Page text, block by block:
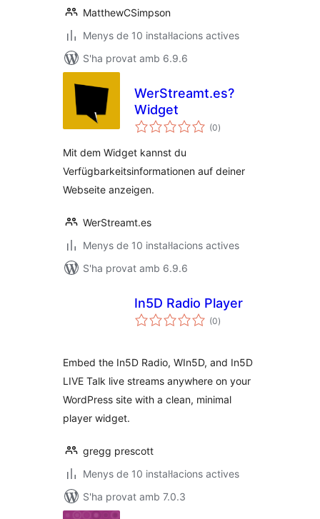
MatthewCSimpson
Menys de 10 instal·lacions actives
S'ha provat amb 6.9.6
WerStreamt.es?
Widget
(0puntuacions
totals
)
Mit dem Widget kannst du
Verfügbarkeitsinformationen auf deiner
Webseite anzeigen.
WerStreamt.es
Menys de 10 instal·lacions actives
S'ha provat amb 6.9.6
In5D Radio Player
(0puntuacions
totals
)
Embed the In5D Radio, WIn5D, and In5D
LIVE Talk live streams anywhere on your
WordPress site with a clean, minimal
player widget.
gregg prescott
Menys de 10 instal·lacions actives
S'ha provat amb 7.0.3